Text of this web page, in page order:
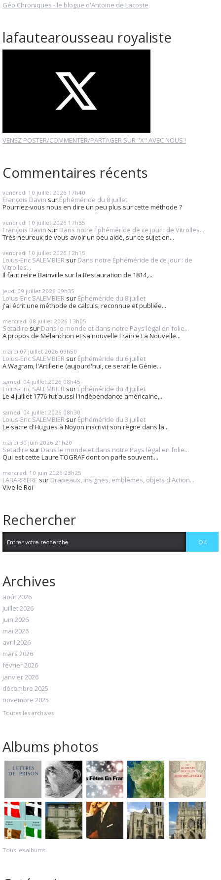
Géo Chroniques - le blogue d'Antoine de Lacoste
lafautearousseau royaliste
VENEZ POSTER/COMMENTER/PARTAGER SUR "X" AVEC NOUS !
Commentaires récents
vendredi 10 juillet 2026 17h40
François Davin sur Éphéméride du 8 juillet
Pourriez-vous nous en dire un peu plus sur cette méthode ?
vendredi 10 juillet 2026 17h35
François Davin sur Dans notre Éphéméride de ce jour : de Vitrolles...
Très heureux de vous avoir un peu aidé, sur ce sujet en...
vendredi 10 juillet 2026 12h15
Loius-Eric SALEMBIER sur Dans notre Éphéméride de ce jour : de
Vitrolles...
Il faut relire Bainville sur la Restauration de 1814,...
jeudi 09 juillet 2026 09h35
Loius-Eric SALEMBIER sur Éphéméride du 8 juillet
j'ai écrit une méthode de calculs, reconnue et publiée...
mercredi 08 juillet 2026 13h05
Setadire sur Dans le monde et dans notre Pays légal en folie...
A propos de Mélanchon et sa nouvelle France La Nouvelle...
mardi 07 juillet 2026 09h50
Loius-Eric SALEMBIER sur Éphéméride du 6 juillet
A Wagram, l'Artillerie (aujourd'hui, ce serait le Génie...
samedi 04 juillet 2026 08h45
Loius-Eric SALEMBIER sur Éphéméride du 4 juillet
Le 4 juillet 1776 fut aussi l'indépendance américaine,...
samedi 04 juillet 2026 08h30
Loius-Eric SALEMBIER sur Éphéméride du 3 juillet
Le sacre d'Hugues à Noyon inscrivit son règne dans la...
mardi 30 juin 2026 21h20
Setadire sur Dans le monde et dans notre Pays légal en folie...
Qui est cette Laure TOGRAF dont on parle souvent....
mercredi 10 juin 2026 23h25
LABARRIERE sur Drapeaux, insignes, emblèmes, objets d'Action...
Vive le Roi
Rechercher
Archives
août 2026
juillet 2026
juin 2026
mai 2026
avril 2026
mars 2026
février 2026
janvier 2026
décembre 2025
novembre 2025
Toutes les archives
Albums photos
Tous les albums